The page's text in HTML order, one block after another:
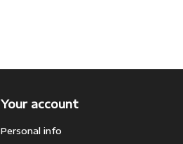
Your account
Personal info